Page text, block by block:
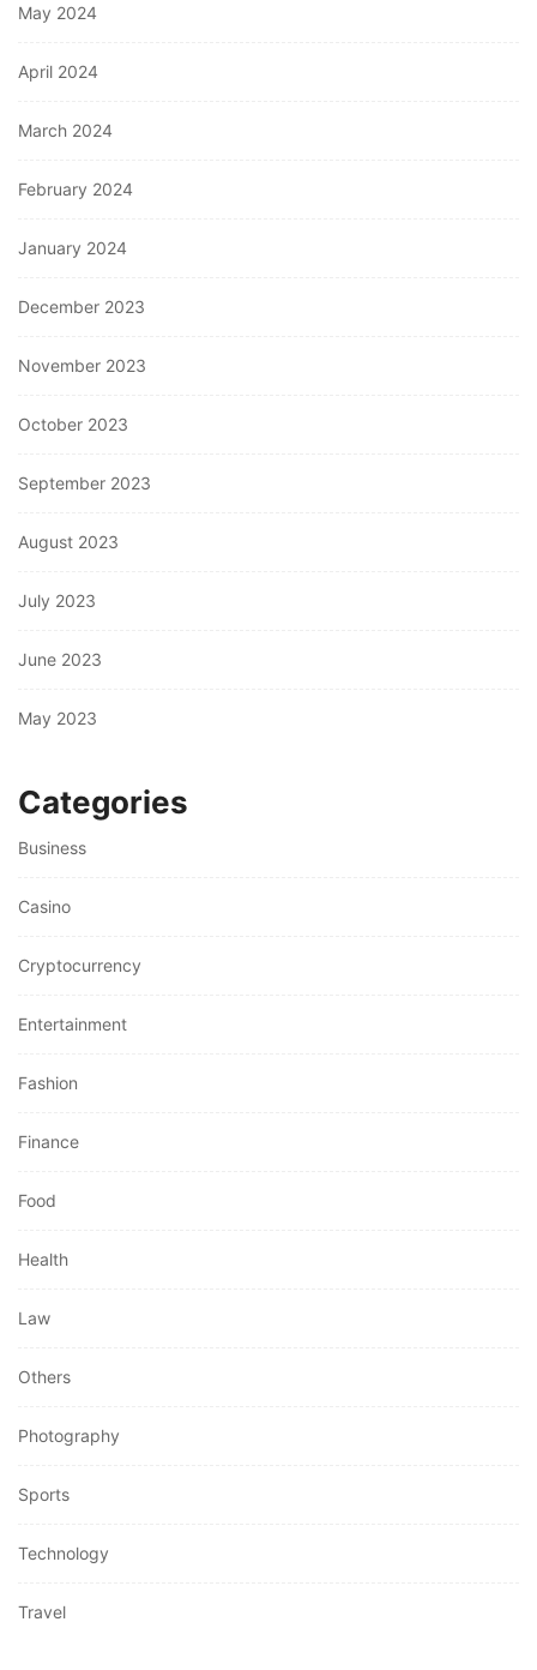
May 2024
April 2024
March 2024
February 2024
January 2024
December 2023
November 2023
October 2023
September 2023
August 2023
July 2023
June 2023
May 2023
Categories
Business
Casino
Cryptocurrency
Entertainment
Fashion
Finance
Food
Health
Law
Others
Photography
Sports
Technology
Travel